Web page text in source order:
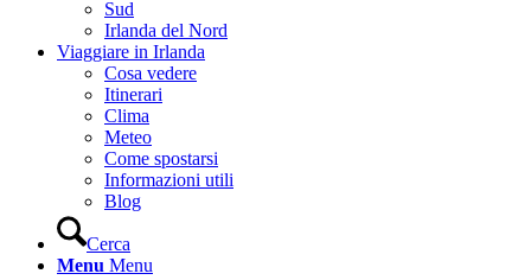
Sud
Irlanda del Nord
Viaggiare in Irlanda
Cosa vedere
Itinerari
Clima
Meteo
Come spostarsi
Informazioni utili
Blog
Cerca
Menu Menu